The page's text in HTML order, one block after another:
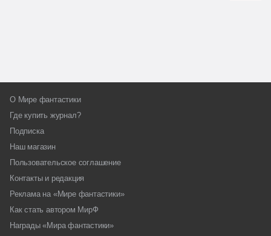
О Мире фантастики
Где купить журнал?
Подписка
Наш магазин
Пользовательское соглашение
Контакты и редакция
Реклама на «Мире фантастики»
Как стать автором МирФ
Награды «Мира фантастики»